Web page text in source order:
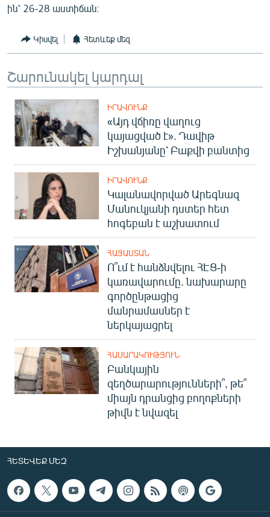
Русский
ՀԵՏԵՎԵՔ ՄԵԶ
«Ազատության» բոլոր կայքերը
ին՝ 26-28 աստիճան։
Կիսվել Հետևեք մեզ
Շարունակել կարդալ
ԻՐԱՎՈՒՆՔ
«Այդ վճիռը վաղուց
կայացված է». Դավիթ
Իշխանյանը՝ Բաքվի բանտից
ԻՐԱՎՈՒՆՔ
Կալանավորված Արեգնազ
Մանուկյանի դստեր հետ
հոգեբան է աշխատում
ՀԱՅԱՍՏԱՆ
Ո՞ւմ է հանձնվելու ՀԷՑ-ի
կառավարումը. նախարարը
գործընթացից
մանրամասներ է
ներկայացրել
ՀԱՍԱՐԱԿՈՒԹՅՈՒՆ
Բանկային
զեղծարարությունների՞, թե՞
միայն դրանցից բողոքների
թիվն է նվազել
ՀԵՏԵՎԵՔ ՄԵԶ